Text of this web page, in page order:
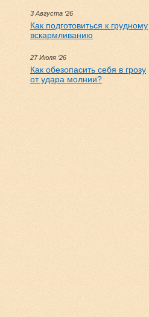
3 Августа ‘26
Как подготовиться к грудному
вскармливанию
27 Июля ‘26
Как обезопасить себя в грозу
от удара молнии?